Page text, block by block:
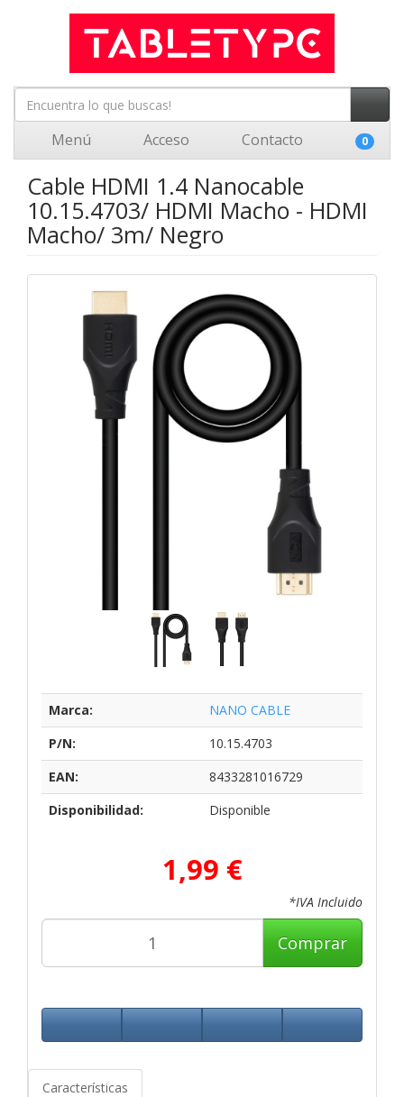
Menú Acceso Contacto 0
Cable HDMI 1.4 Nanocable
10.15.4703/ HDMI Macho - HDMI
Macho/ 3m/ Negro
Marca:
NANO CABLE
P/N:
10.15.4703
EAN:
8433281016729
Disponibilidad:
Disponible
1,99 €
*IVA Incluido
Comprar
Características